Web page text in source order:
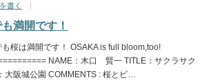
書く
満開です！
も桜は満開です！ OSAKA is full bloom,too!
NAME：木口 賢一 TITLE：サクラサク
大阪城公園 COMMENTS : 桜とビ…